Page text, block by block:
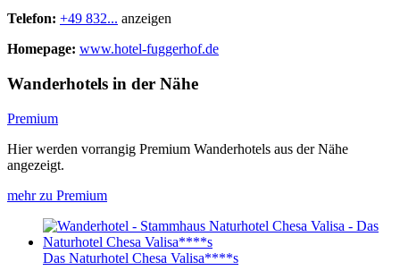
Telefon: +49 832... anzeigen
Homepage: www.hotel-fuggerhof.de
Wanderhotels in der Nähe
Premium
Hier werden vorrangig Premium Wanderhotels aus der Nähe
angezeigt.
mehr zu Premium
Das Naturhotel Chesa Valisa****s